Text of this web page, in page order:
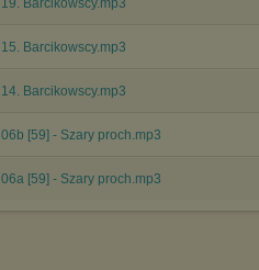
19. Barcikowscy.mp3
15. Barcikowscy.mp3
14. Barcikowscy.mp3
06b [59] - Szary proch.mp3
06a [59] - Szary proch.mp3